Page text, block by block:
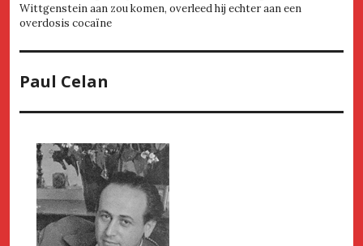
Wittgenstein aan zou komen, overleed hij echter aan een
overdosis cocaïne
Paul Celan